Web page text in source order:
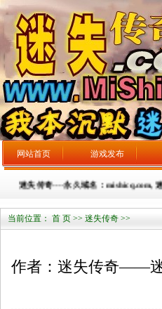
网站首页 游戏发布
迷失传奇----永久域名：mishicq.com, 迷
当前位置： 首 页 >> 迷失传奇 >>
作者：迷失传奇——迷